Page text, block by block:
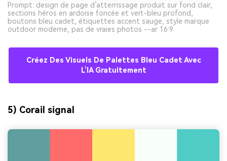
Prompt: design de page d’atterrissage produit sur fond clair,
sections héros en ardoise foncée et vert-bleu profond,
boutons bleu cadet, étiquettes accent sauge, style marque
outdoor moderne, pas de vraies photos --ar 16:9
Créez Des Visuels De Palettes Bleu Cadet Avec
L’IA Gratuitement
5) Corail signal